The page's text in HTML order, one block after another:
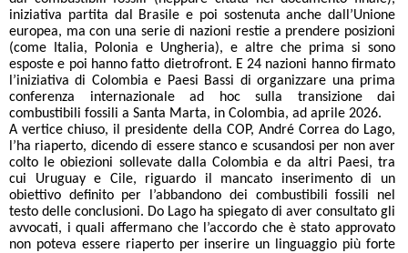
iniziativa partita dal Brasile e poi sostenuta anche dall’Unione
europea, ma con una serie di nazioni restie a prendere posizioni
(come Italia, Polonia e Ungheria), e altre che prima si sono
esposte e poi hanno fatto dietrofront. E 24 nazioni hanno firmato
l’iniziativa di Colombia e Paesi Bassi di organizzare una prima
conferenza internazionale ad hoc sulla transizione dai
combustibili fossili a Santa Marta, in Colombia, ad aprile 2026.
A vertice chiuso, il presidente della COP, André Correa do Lago,
l’ha riaperto, dicendo di essere stanco e scusandosi per non aver
colto le obiezioni sollevate dalla Colombia e da altri Paesi, tra
cui Uruguay e Cile, riguardo il mancato inserimento di un
obiettivo definito per l’abbandono dei combustibili fossili nel
testo delle conclusioni. Do Lago ha spiegato di aver consultato gli
avvocati, i quali affermano che l’accordo che è stato approvato
non poteva essere riaperto per inserire un linguaggio più forte